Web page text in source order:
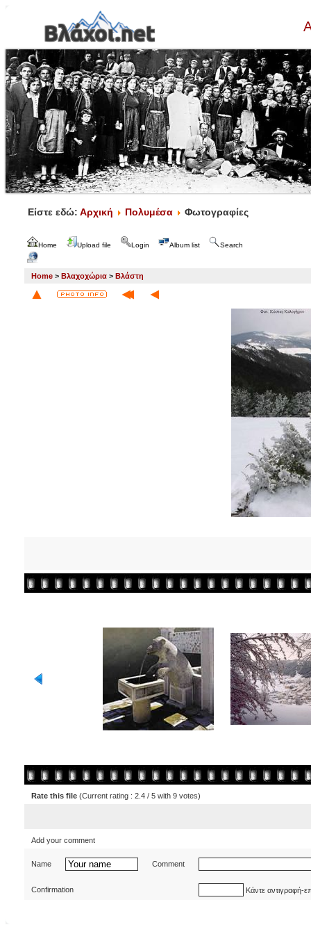
Είστε εδώ: Αρχική Πολυμέσα Φωτογραφίες
Home Upload file Login Album list Search
Home > Βλαχοχώρια > Βλάστη
Rate this file (Current rating : 2.4 / 5 with 9 votes)
Add your comment
Name Comment
Confirmation Κάντε αντιγραφή-